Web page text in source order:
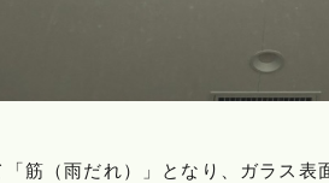
筋（雨だれ）」となり、ガラス表